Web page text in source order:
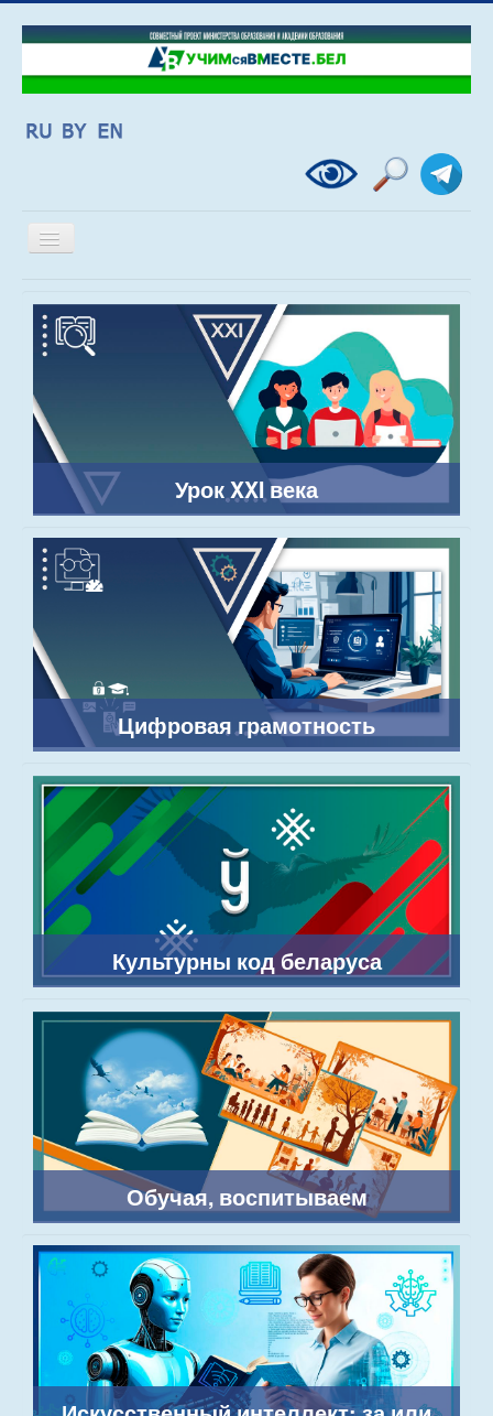
Включить/
выключить
Урок XXI века
Цифровая грамотность
Культурны код беларуса
Обучая, воспитываем